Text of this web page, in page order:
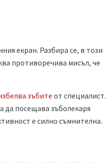
екран. Разбира се, в този
противоречива мисъл, че
зъбите от специалист.
да посещава зъболекаря
е силно съмнителна.